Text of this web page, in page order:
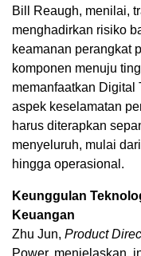
Bill Reaugh, menilai,
menghadirkan risiko
keamanan perangkat
komponen menuju
memanfaatkan Digital
aspek keselamatan
harus diterapkan
menyeluruh, mulai
hingga operasional.
Keunggulan
Keuangan
Zhu Jun, Product
Power, menjelaskan,